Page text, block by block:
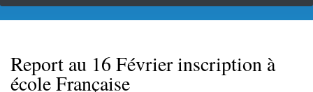
Report au 16 Février inscription à
école Française